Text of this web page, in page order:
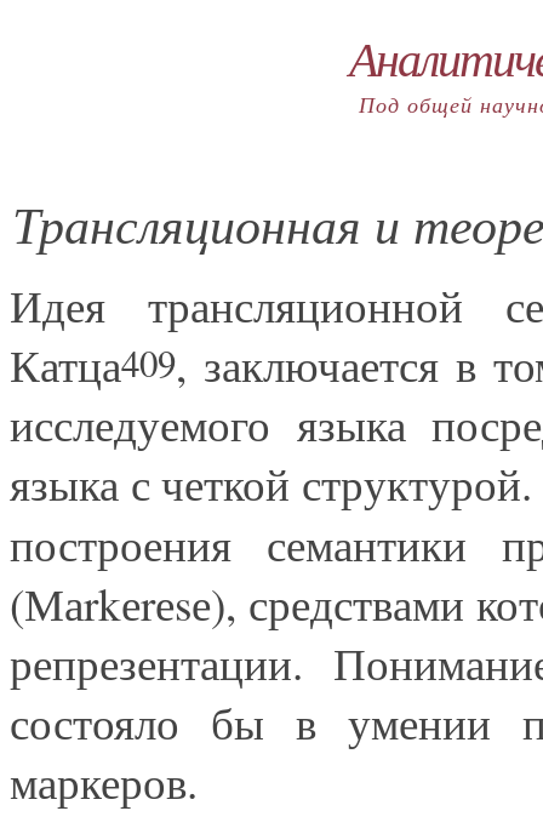
Под общей
Трансляционная и
Идея трансляционной
Катца409, заключается в
исследуемого языка
языка с четкой
построения семантики
(Маrkеrеsе), средствами
репрезентации.
состояло бы в умении
маркеров.